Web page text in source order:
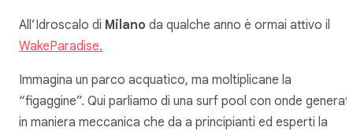
All’Idroscalo di Milano da qualche anno è ormai attivo il
WakeParadise.
Immagina un parco acquatico, ma moltiplicane la
“figaggine”. Qui parliamo di una surf pool con onde
in maniera meccanica che da a principianti ed esperti la